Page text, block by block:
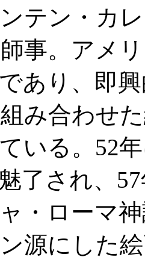
テン・カ
事。アメ
あり、即
み合わせ
いる。52
了され、
・ローマ
源にした